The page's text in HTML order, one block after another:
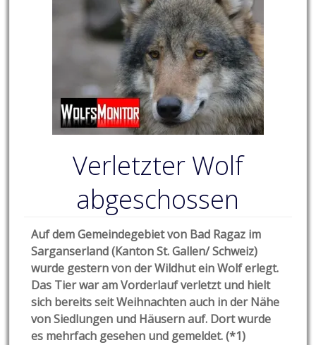
Verletzter Wolf
abgeschossen
Auf dem Gemeindegebiet von Bad Ragaz im
Sarganserland (Kanton St. Gallen/ Schweiz)
wurde gestern von der Wildhut ein Wolf erlegt.
Das Tier war am Vorderlauf verletzt und hielt
sich bereits seit Weihnachten auch in der Nähe
von Siedlungen und Häusern auf. Dort wurde
es mehrfach gesehen und gemeldet. (*1)